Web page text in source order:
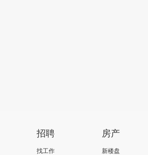
招聘
找工作
房产
新楼盘